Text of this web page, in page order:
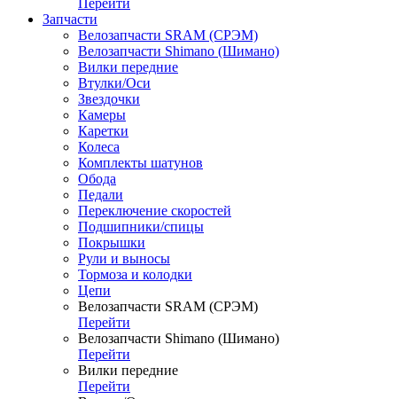
Перейти
Запчасти
Велозапчасти SRAM (СРЭМ)
Велозапчасти Shimano (Шимано)
Вилки передние
Втулки/Оси
Звездочки
Камеры
Каретки
Колеса
Комплекты шатунов
Обода
Педали
Переключение скоростей
Подшипники/спицы
Покрышки
Рули и выносы
Тормоза и колодки
Цепи
Велозапчасти SRAM (СРЭМ)
Перейти
Велозапчасти Shimano (Шимано)
Перейти
Вилки передние
Перейти